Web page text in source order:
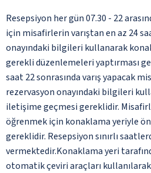
Resepsiyon her gün 07.30 - 22
için misafirlerin varıştan en az 24
onayındaki bilgileri kullanarak
gerekli düzenlemeleri yaptırması
saat 22 sonrasında varış yapacak
rezervasyon onayındaki bilgileri
iletişime geçmesi gereklidir.
öğrenmek için konaklama yeriyle
gereklidir. Resepsiyon sınırlı
vermektedir.Konaklama yeri
otomatik çeviri araçları